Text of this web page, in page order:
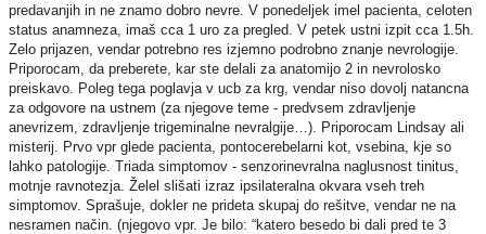
predavanjih in ne znamo dobro nevre. V ponedeljek imel pacienta, celoten
status anamneza, imaš cca 1 uro za pregled. V petek ustni izpit cca 1.5h.
Zelo prijazen, vendar potrebno res izjemno podrobno znanje nevrologije.
Priporocam, da preberete, kar ste delali za anatomijo 2 in nevrolosko
preiskavo. Poleg tega poglavja v ucb za krg, vendar niso dovolj natancna
za odgovore na ustnem (za njegove teme - predvsem zdravljenje
anevrizem, zdravljenje trigeminalne nevralgije…). Priporocam Lindsay ali
misterij. Prvo vpr glede pacienta, pontocerebelarni kot, vsebina, kje so
lahko patologije. Triada simptomov - senzorinevralna naglusnost tinitus,
motnje ravnotezja. Želel slišati izraz ipsilateralna okvara vseh treh
simptomov. Sprašuje, dokler ne prideta skupaj do rešitve, vendar ne na
nesramen način. (njegovo vpr. Je bilo: “katero besedo bi dali pred te 3